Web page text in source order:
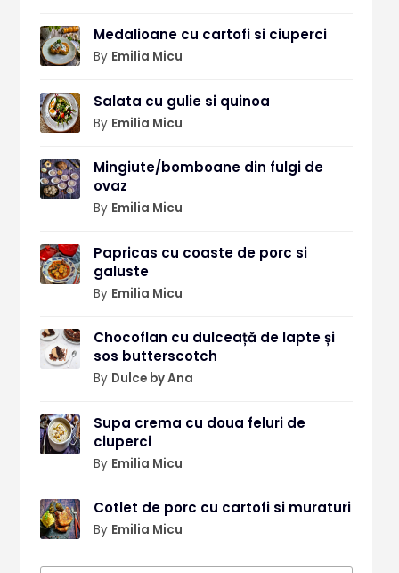
Medalioane cu cartofi si ciuperci
By Emilia Micu
Salata cu gulie si quinoa
By Emilia Micu
Mingiute/bomboane din fulgi de
ovaz
By Emilia Micu
Papricas cu coaste de porc si
galuste
By Emilia Micu
Chocoflan cu dulceață de lapte și
sos butterscotch
By Dulce by Ana
Supa crema cu doua feluri de
ciuperci
By Emilia Micu
Cotlet de porc cu cartofi si muraturi
By Emilia Micu